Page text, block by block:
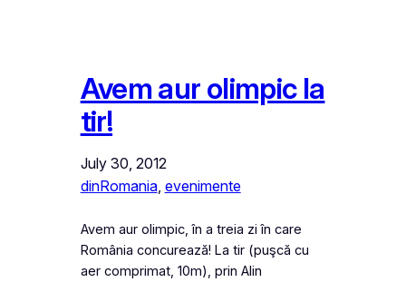
Avem aur olimpic la
tir!
July 30, 2012
dinRomania, evenimente
Avem aur olimpic, în a treia zi în care
România concurează! La tir (puşcă cu
aer comprimat, 10m), prin Alin